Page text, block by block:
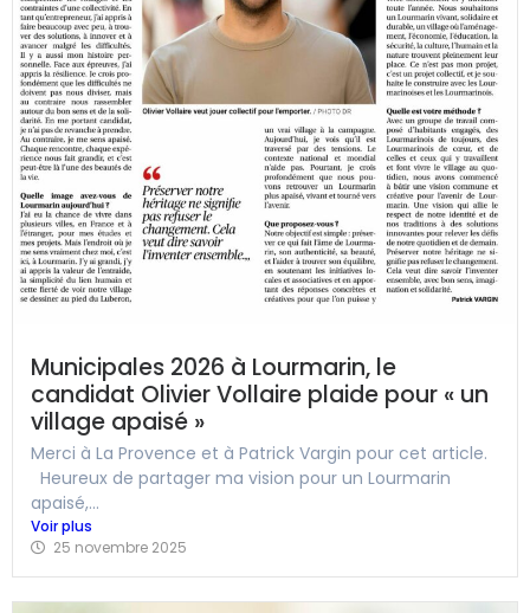
Municipales 2026 à Lourmarin, le
candidat Olivier Vollaire plaide pour « un
village apaisé »
Merci à La Provence et à Patrick Vargin pour cet article.
Heureux de partager ma vision pour un Lourmarin
apaisé,...
Voir plus
25 novembre 2025